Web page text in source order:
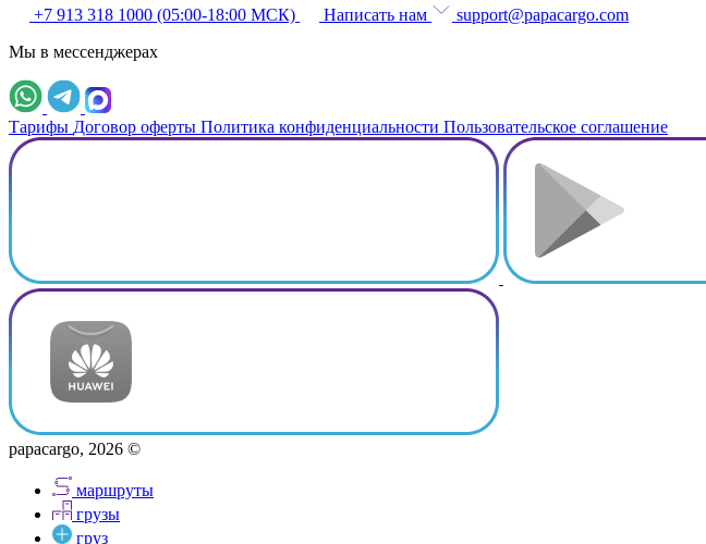
+7 913 318 1000 (05:00-18:00 МСК)
Написать нам
support@papacargo.com
Мы в мессенджерах
Тарифы Договор оферты Политика конфиденциальности Пользовательское соглашение
papacargo, 2026 ©
маршруты
грузы
груз